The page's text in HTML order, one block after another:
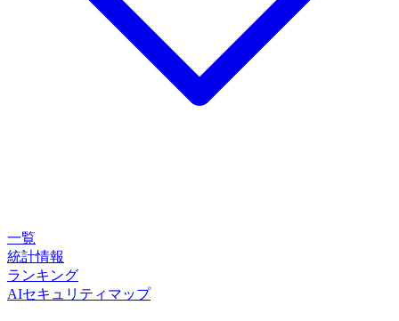
一覧
統計情報
ランキング
AIセキュリティマップ